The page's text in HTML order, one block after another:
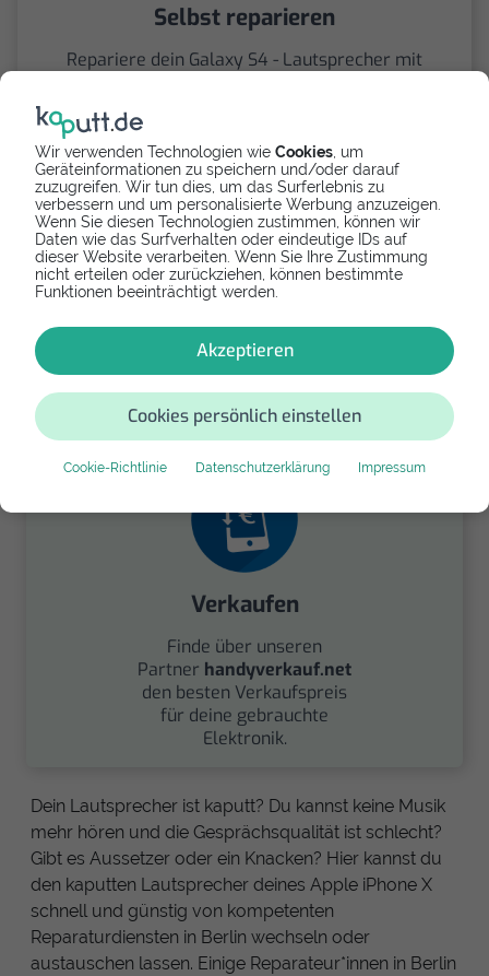
Wir verwenden Technologien wie Cookies , um
Geräteinformationen zu speichern und/oder darauf
zuzugreifen. Wir tun dies, um das Surferlebnis zu
verbessern und um personalisierte Werbung anzuzeigen.
Wenn Sie diesen Technologien zustimmen, können wir
Daten wie das Surfverhalten oder eindeutige IDs auf
dieser Website verarbeiten. Wenn Sie Ihre Zustimmung
nicht erteilen oder zurückziehen, können bestimmte
Funktionen beeinträchtigt werden.
Akzeptieren
Cookies persönlich einstellen
Cookie-Richtlinie Datenschutzerklärung Impressum
Selbst reparieren
Repariere dein Galaxy S4 - Lautsprecher mit
Spenden
Spende Dein Gerät über
für einen guten Zweck.
Verkaufen
Finde über unseren
Partner handyverkauf.net
den besten Verkaufspreis
für deine gebrauchte
Elektronik.
Dein Lautsprecher ist kaputt? Du kannst keine Musik
mehr hören und die Gesprächsqualität ist schlecht?
Gibt es Aussetzer oder ein Knacken? Hier kannst du
den kaputten Lautsprecher deines Apple iPhone X
schnell und günstig von kompetenten
Reparaturdiensten in Berlin wechseln oder
austauschen lassen. Einige Reparateur*innen in Berlin